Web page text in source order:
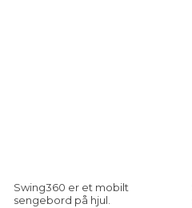
Swing360 er et mobilt
sengebord på hjul.